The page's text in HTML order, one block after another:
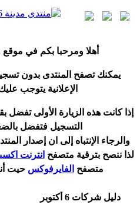
هلا ومرحبا بكم في موقع
يمكنك تصفح المنتدى بدون
الإعلانية يتوجب
إذا كانت هذه الزيارة الأولى تفضل
التسجيل فتفضل
والرجاء الإنتباه إلى ان إصدار
لذا ننصح بترقية متصفح انترنت
متصفح الفايرفوكس حيت
دليل شركات 6 أكتوبر